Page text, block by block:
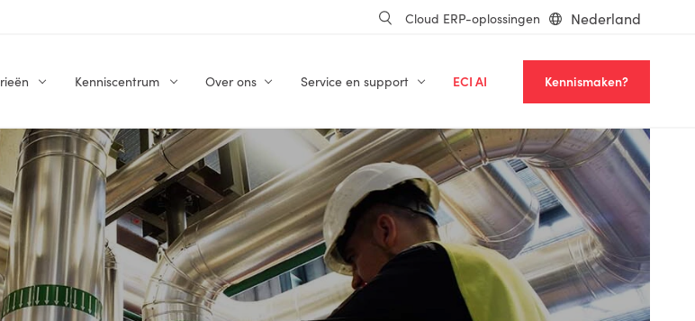
Cloud ERP-oplossingen Nederland
Kenniscentrum Over ons Service en support ECI AI Kennismaken?